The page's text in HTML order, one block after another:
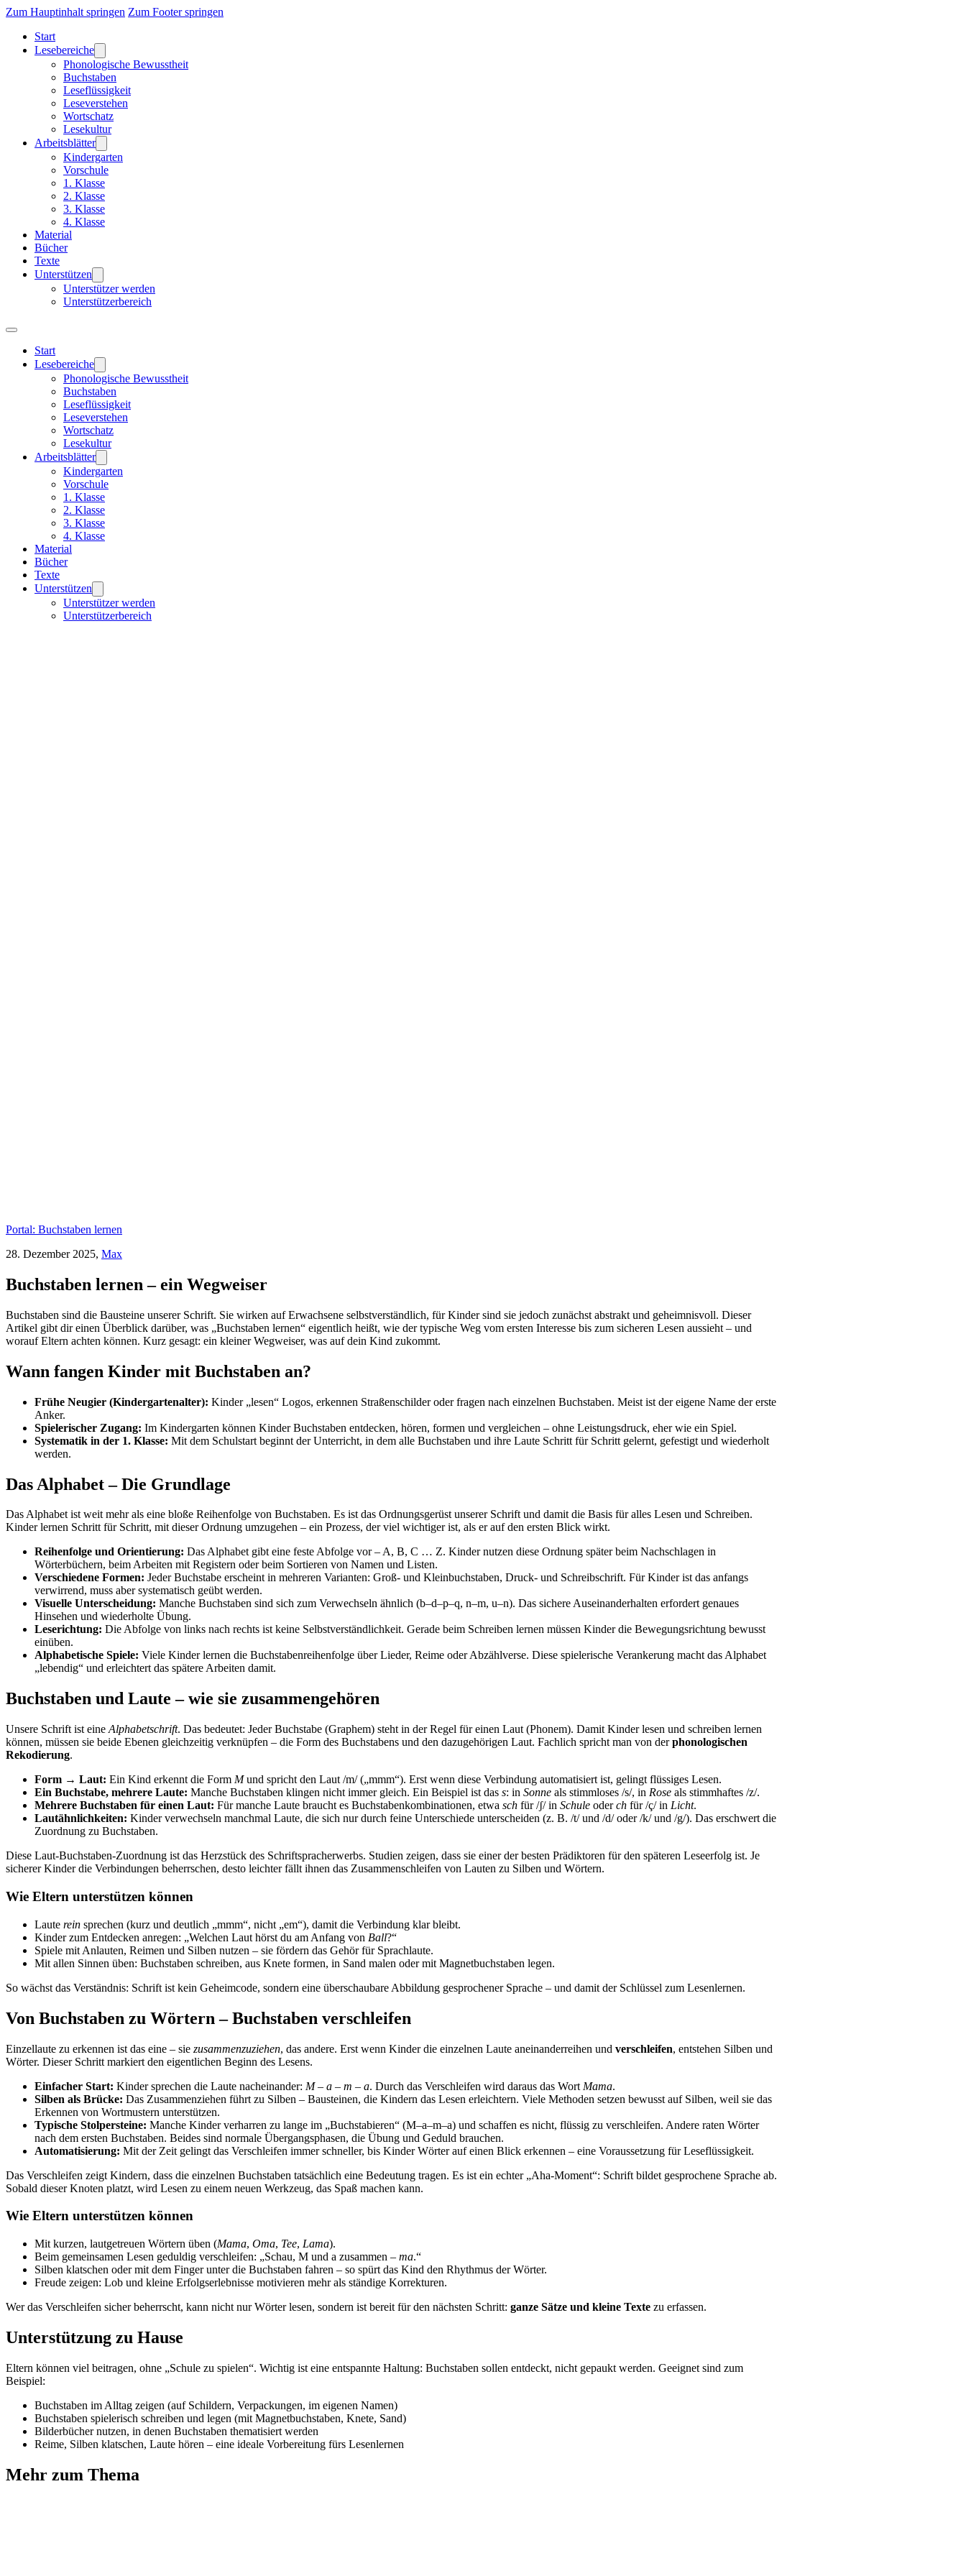
Zum Hauptinhalt springen Zum Footer springen
Start
Lesebereiche
Phonologische Bewusstheit
Buchstaben
Leseflüssigkeit
Leseverstehen
Wortschatz
Lesekultur
Arbeitsblätter
Kindergarten
Vorschule
1. Klasse
2. Klasse
3. Klasse
4. Klasse
Material
Bücher
Texte
Unterstützen
Unterstützer werden
Unterstützerbereich
Start
Lesebereiche
Phonologische Bewusstheit
Buchstaben
Leseflüssigkeit
Leseverstehen
Wortschatz
Lesekultur
Arbeitsblätter
Kindergarten
Vorschule
1. Klasse
2. Klasse
3. Klasse
4. Klasse
Material
Bücher
Texte
Unterstützen
Unterstützer werden
Unterstützerbereich
Portal: Buchstaben lernen
28. Dezember 2025, Max
Buchstaben lernen – ein Wegweiser
Buchstaben sind die Bausteine unserer Schrift. Sie wirken auf Erwachsene selbstverständlich, für Kinder sind sie jedoch zunächst abstrakt und geheimnisvoll. Dieser
Artikel gibt dir einen Überblick darüber, was „Buchstaben lernen“ eigentlich heißt, wie der typische Weg vom ersten Interesse bis zum sicheren Lesen aussieht – und
worauf Eltern achten können. Kurz gesagt: ein kleiner Wegweiser, was auf dein Kind zukommt.
Wann fangen Kinder mit Buchstaben an?
Frühe Neugier (Kindergartenalter): Kinder „lesen“ Logos, erkennen Straßenschilder oder fragen nach einzelnen Buchstaben. Meist ist der eigene Name der erste
Anker.
Spielerischer Zugang: Im Kindergarten können Kinder Buchstaben entdecken, hören, formen und vergleichen – ohne Leistungsdruck, eher wie ein Spiel.
Systematik in der 1. Klasse: Mit dem Schulstart beginnt der Unterricht, in dem alle Buchstaben und ihre Laute Schritt für Schritt gelernt, gefestigt und wiederholt
werden.
Das Alphabet – Die Grundlage
Das Alphabet ist weit mehr als eine bloße Reihenfolge von Buchstaben. Es ist das Ordnungsgerüst unserer Schrift und damit die Basis für alles Lesen und Schreiben.
Kinder lernen Schritt für Schritt, mit dieser Ordnung umzugehen – ein Prozess, der viel wichtiger ist, als er auf den ersten Blick wirkt.
Reihenfolge und Orientierung: Das Alphabet gibt eine feste Abfolge vor – A, B, C … Z. Kinder nutzen diese Ordnung später beim Nachschlagen in
Wörterbüchern, beim Arbeiten mit Registern oder beim Sortieren von Namen und Listen.
Verschiedene Formen: Jeder Buchstabe erscheint in mehreren Varianten: Groß- und Kleinbuchstaben, Druck- und Schreibschrift. Für Kinder ist das anfangs
verwirrend, muss aber systematisch geübt werden.
Visuelle Unterscheidung: Manche Buchstaben sind sich zum Verwechseln ähnlich (b–d–p–q, n–m, u–n). Das sichere Auseinanderhalten erfordert genaues
Hinsehen und wiederholte Übung.
Leserichtung: Die Abfolge von links nach rechts ist keine Selbstverständlichkeit. Gerade beim Schreiben lernen müssen Kinder die Bewegungsrichtung bewusst
einüben.
Alphabetische Spiele: Viele Kinder lernen die Buchstabenreihenfolge über Lieder, Reime oder Abzählverse. Diese spielerische Verankerung macht das Alphabet
„lebendig“ und erleichtert das spätere Arbeiten damit.
Buchstaben und Laute – wie sie zusammengehören
Unsere Schrift ist eine Alphabetschrift. Das bedeutet: Jeder Buchstabe (Graphem) steht in der Regel für einen Laut (Phonem). Damit Kinder lesen und schreiben lernen
können, müssen sie beide Ebenen gleichzeitig verknüpfen – die Form des Buchstabens und den dazugehörigen Laut. Fachlich spricht man von derphonologischen
Rekodierung.
Form → Laut: Ein Kind erkennt die Form Mund spricht den Laut /m/ („mmm“). Erst wenn diese Verbindung automatisiert ist, gelingt flüssiges Lesen.
Ein Buchstabe, mehrere Laute: Manche Buchstaben klingen nicht immer gleich. Ein Beispiel ist das s: in Sonne als stimmloses /s/, in Rose als stimmhaftes /z/.
Mehrere Buchstaben für einen Laut: Für manche Laute braucht es Buchstabenkombinationen, etwa sch für /ʃ/ in Schule oderch für /ç/ in Licht.
Lautähnlichkeiten: Kinder verwechseln manchmal Laute, die sich nur durch feine Unterschiede unterscheiden (z. B. /t/ und /d/ oder /k/ und /g/). Das erschwert die
Zuordnung zu Buchstaben.
Diese Laut-Buchstaben-Zuordnung ist das Herzstück des Schriftspracherwerbs. Studien zeigen, dass sie einer der besten Prädiktoren für den späteren Leseerfolg ist. Je
sicherer Kinder die Verbindungen beherrschen, desto leichter fällt ihnen das Zusammenschleifen von Lauten zu Silben und Wörtern.
Wie Eltern unterstützen können
Laute rein sprechen (kurz und deutlich „mmm“, nicht „em“), damit die Verbindung klar bleibt.
Kinder zum Entdecken anregen: „Welchen Laut hörst du am Anfang von Ball?“
Spiele mit Anlauten, Reimen und Silben nutzen – sie fördern das Gehör für Sprachlaute.
Mit allen Sinnen üben: Buchstaben schreiben, aus Knete formen, in Sand malen oder mit Magnetbuchstaben legen.
So wächst das Verständnis: Schrift ist kein Geheimcode, sondern eine überschaubare Abbildung gesprochener Sprache – und damit der Schlüssel zum Lesenlernen.
Von Buchstaben zu Wörtern – Buchstaben verschleifen
Einzellaute zu erkennen ist das eine – sie zusammenzuziehen, das andere. Erst wenn Kinder die einzelnen Laute aneinanderreihen und verschleifen, entstehen Silben und
Wörter. Dieser Schritt markiert den eigentlichen Beginn des Lesens.
Einfacher Start: Kinder sprechen die Laute nacheinander: M – a – m – a. Durch das Verschleifen wird daraus das Wort Mama.
Silben als Brücke: Das Zusammenziehen führt zu Silben – Bausteinen, die Kindern das Lesen erleichtern. Viele Methoden setzen bewusst auf Silben, weil sie das
Erkennen von Wortmustern unterstützen.
Typische Stolpersteine: Manche Kinder verharren zu lange im „Buchstabieren“ (M–a–m–a) und schaffen es nicht, flüssig zu verschleifen. Andere raten Wörter
nach dem ersten Buchstaben. Beides sind normale Übergangsphasen, die Übung und Geduld brauchen.
Automatisierung: Mit der Zeit gelingt das Verschleifen immer schneller, bis Kinder Wörter auf einen Blick erkennen – eine Voraussetzung für Leseflüssigkeit.
Das Verschleifen zeigt Kindern, dass die einzelnen Buchstaben tatsächlich eine Bedeutung tragen. Es ist ein echter „Aha-Moment“: Schrift bildet gesprochene Sprache ab.
Sobald dieser Knoten platzt, wird Lesen zu einem neuen Werkzeug, das Spaß machen kann.
Wie Eltern unterstützen können
Mit kurzen, lautgetreuen Wörtern üben (Mama, Oma, Tee, Lama).
Beim gemeinsamen Lesen geduldig verschleifen: „Schau, M und a zusammen – ma.“
Silben klatschen oder mit dem Finger unter die Buchstaben fahren – so spürt das Kind den Rhythmus der Wörter.
Freude zeigen: Lob und kleine Erfolgserlebnisse motivieren mehr als ständige Korrekturen.
Wer das Verschleifen sicher beherrscht, kann nicht nur Wörter lesen, sondern ist bereit für den nächsten Schritt: ganze Sätze und kleine Texte zu erfassen.
Unterstützung zu Hause
Eltern können viel beitragen, ohne „Schule zu spielen“. Wichtig ist eine entspannte Haltung: Buchstaben sollen entdeckt, nicht gepaukt werden. Geeignet sind zum
Beispiel:
Buchstaben im Alltag zeigen (auf Schildern, Verpackungen, im eigenen Namen)
Buchstaben spielerisch schreiben und legen (mit Magnetbuchstaben, Knete, Sand)
Bilderbücher nutzen, in denen Buchstaben thematisiert werden
Reime, Silben klatschen, Laute hören – eine ideale Vorbereitung fürs Lesenlernen
Mehr zum Thema